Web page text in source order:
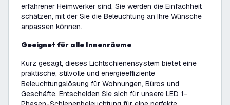
erfahrener Heimwerker sind, Sie werden die Einfachheit
schätzen, mit der Sie die Beleuchtung an Ihre Wünsche
anpassen können.
Geeignet für alle Innenräume
Kurz gesagt, dieses Lichtschienensystem bietet eine
praktische, stilvolle und energieeffiziente
Beleuchtungslösung für Wohnungen, Büros und
Geschäfte. Entscheiden Sie sich für unsere LED 1-